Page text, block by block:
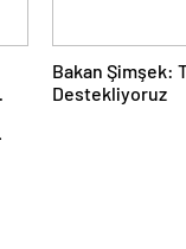
Bakan Şimşek:
Destekliyoruz